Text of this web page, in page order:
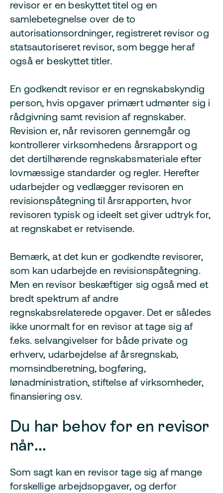
revisor er en beskyttet titel og en
samlebetegnelse over de to
autorisationsordninger, registreret revisor og
statsautoriseret revisor, som begge heraf
også er beskyttet titler.
En godkendt revisor er en regnskabskyndig
person, hvis opgaver primært udmønter sig i
rådgivning samt revision af regnskaber.
Revision er, når revisoren gennemgår og
kontrollerer virksomhedens årsrapport og
det dertilhørende regnskabsmateriale efter
lovmæssige standarder og regler. Herefter
udarbejder og vedlægger revisoren en
revisionspåtegning til årsrapporten, hvor
revisoren typisk og ideelt set giver udtryk for,
at regnskabet er retvisende.
Bemærk, at det kun er godkendte revisorer,
som kan udarbejde en revisionspåtegning.
Men en revisor beskæftiger sig også med et
bredt spektrum af andre
regnskabsrelaterede opgaver. Det er således
ikke unormalt for en revisor at tage sig af
f.eks. selvangivelser for både private og
erhverv, udarbejdelse af årsregnskab,
momsindberetning, bogføring,
lønadministration, stiftelse af virksomheder,
finansiering osv.
Du har behov for en revisor
når...
Som sagt kan en revisor tage sig af mange
forskellige arbejdsopgaver, og derfor